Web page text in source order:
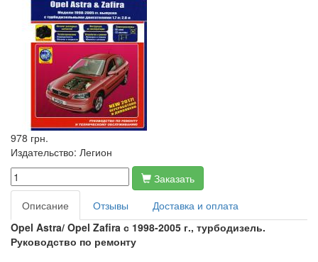
978 грн.
Издательство: Легион
Заказать
Описание
Отзывы
Доставка и оплата
Opel Astra/ Opel Zafira с 1998-2005 г., турбодизель.
Руководство по ремонту